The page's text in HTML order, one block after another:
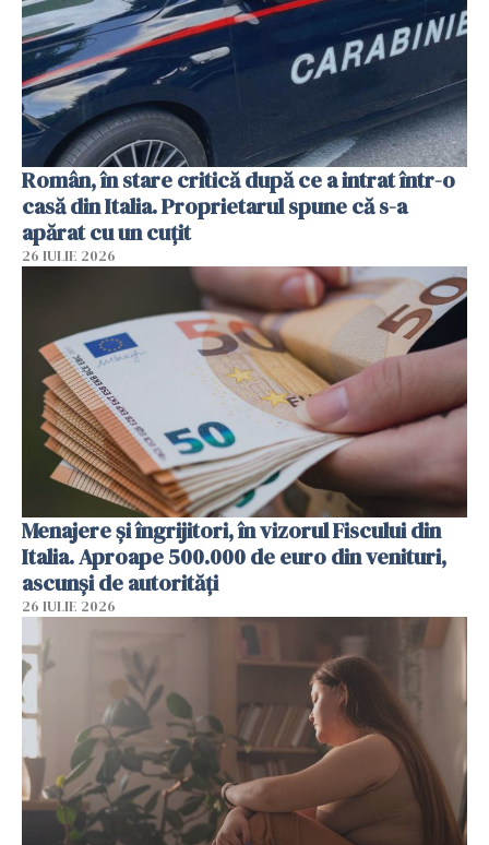
Român, în stare critică după ce a intrat într-o
casă din Italia. Proprietarul spune că s-a
apărat cu un cuțit
26 IULIE 2026
Menajere și îngrijitori, în vizorul Fiscului din
Italia. Aproape 500.000 de euro din venituri,
ascunși de autorități
26 IULIE 2026